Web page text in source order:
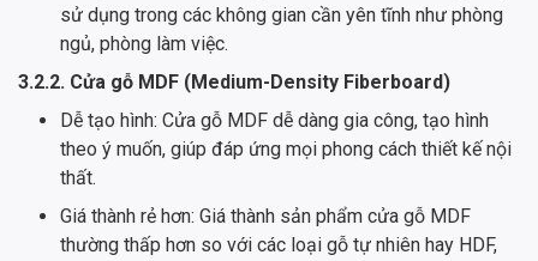
sử dụng trong các không gian cần yên tĩnh như phòng
ngủ, phòng làm việc.
3.2.2. Cửa gỗ MDF (Medium-Density Fiberboard)
Dễ tạo hình: Cửa gỗ MDF dễ dàng gia công, tạo hình
theo ý muốn, giúp đáp ứng mọi phong cách thiết kế nội
thất.
Giá thành rẻ hơn: Giá thành sản phẩm cửa gỗ MDF
thường thấp hơn so với các loại gỗ tự nhiên hay HDF,